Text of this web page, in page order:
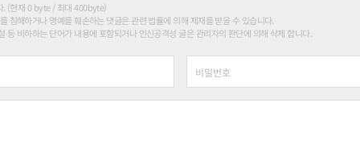
. (현재 0 byte / 최대 400byte)
침해하거나 명예를 훼손하는 댓글은 관련 법률에 의해 제재를 받을 수 있습니다.
등 비하하는 단어가 내용에 포함되거나 인신공격성 글은 관리자의 판단에 의해 삭제 합니다.